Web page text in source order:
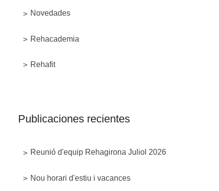
Novedades
Rehacademia
Rehafit
Publicaciones recientes
Reunió d'equip Rehagirona Juliol 2026
Nou horari d'estiu i vacances